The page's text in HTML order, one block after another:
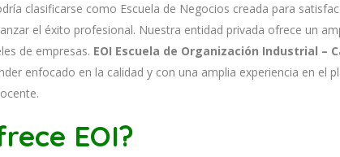
clasificarse como Escuela de Negocios creada para satisf
zar el éxito profesional. Nuestra entidad privada ofrece un
les de empresas. EOI Escuela de Organización Industrial –
enfocado en la calidad y con una amplia experiencia en el
.
EOI?